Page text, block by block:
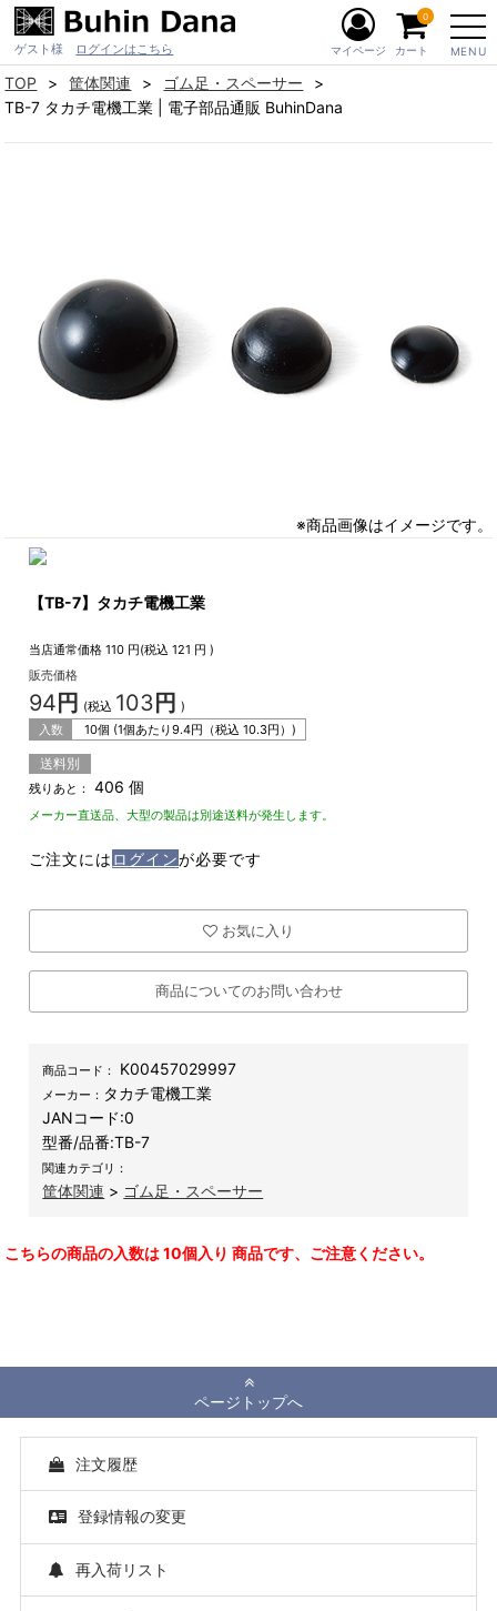
ゲスト様 ログインはこちら MENU
マイページ カート
0
TOP 筐体関連
ゴム足・スペーサー
TB-7 タカチ電機工業 | 電子部品通販 BuhinDana
※商品画像はイメージです。
【TB-7】タカチ電機工業
当店通常価格 110 円(税込121 円 )
販売価格
94 円 (税込 103 円 )
入数
10個 (1個あたり9.4円（税込10.3円）)
送料別
残りあと： 406 個
メーカー直送品、大型の製品は別途送料が発生します。
ご注文には ログインが必要です
お気に入り
商品についてのお問い合わせ
商品コード： K00457029997
メーカー： タカチ電機工業
JANコード:0
型番/品番:TB-7
関連カテゴリ：
筐体関連 > ゴム足・スペーサー
こちらの商品の入数は 10個入り 商品です、ご注意ください。
ページトップへ
注文履歴
登録情報の変更
再入荷リスト